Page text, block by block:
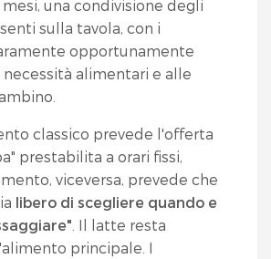
una condivisione degli
sulla tavola, con i
opportunamente
alimentari e alle
classico prevede l'offerta
prestabilita a orari fissi,
viceversa, prevede che
libero di scegliere quando e
. Il latte resta
principale. I